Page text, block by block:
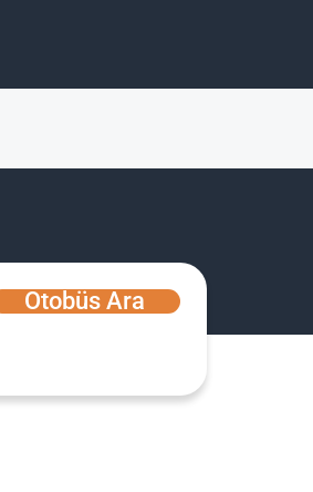
Otobüs Ara